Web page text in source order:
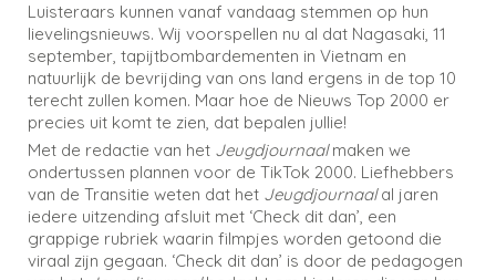
Luisteraars kunnen vanaf vandaag stemmen op hun
lievelingsnieuws. Wij voorspellen nu al dat Nagasaki, 11
september, tapijtbombardementen in Vietnam en
natuurlijk de bevrijding van ons land ergens in de top 10
terecht zullen komen. Maar hoe de Nieuws Top 2000 er
precies uit komt te zien, dat bepalen jullie!
Met de redactie van het Jeugdjournaalmaken we
ondertussen plannen voor de TikTok 2000. Liefhebbers
van de Transitie weten dat het Jeugdjournaalal jaren
iedere uitzending afsluit met ‘Check dit dan’, een
grappige rubriek waarin filmpjes worden getoond die
viraal zijn gegaan. ‘Check dit dan’ is door de pedagogen